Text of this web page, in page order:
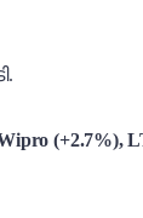
(+2.7%),